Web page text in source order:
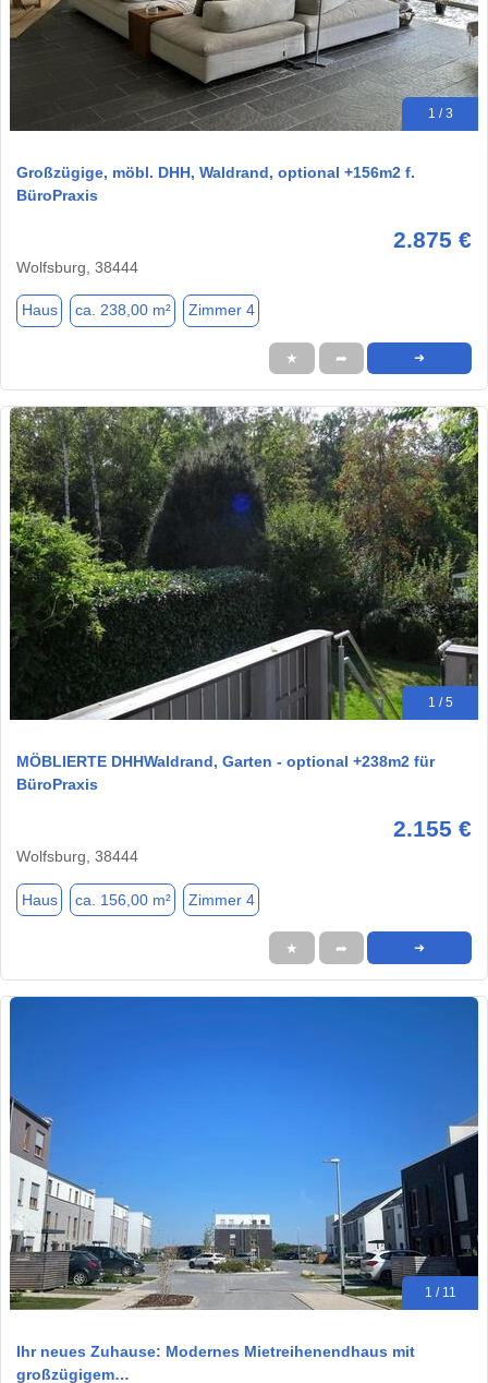
1 / 3
Großzügige, möbl. DHH, Waldrand, optional +156m2 f.
BüroPraxis
2.875 €
Wolfsburg, 38444
Haus ca. 238,00 m² Zimmer 4
★ ➦ ➜
1 / 5
MÖBLIERTE DHHWaldrand, Garten - optional +238m2 für
BüroPraxis
2.155 €
Wolfsburg, 38444
Haus ca. 156,00 m² Zimmer 4
★ ➦ ➜
1 / 11
Ihr neues Zuhause: Modernes Mietreihenendhaus mit
großzügigem…